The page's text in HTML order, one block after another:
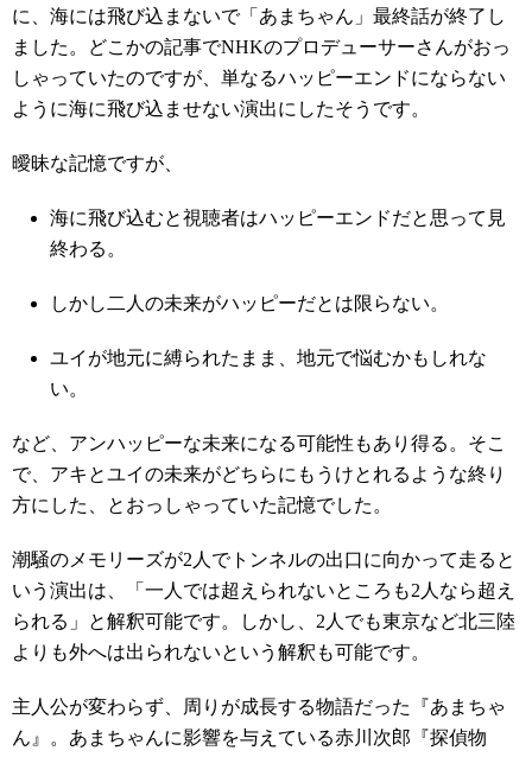
に、海には飛び込まないで「あまちゃん」最終話が終了し
ました。どこかの記事でNHKのプロデューサーさんがおっ
しゃっていたのですが、単なるハッピーエンドにならない
ように海に飛び込ませない演出にしたそうです。
曖昧な記憶ですが、
海に飛び込むと視聴者はハッピーエンドだと思って見
終わる。
しかし二人の未来がハッピーだとは限らない。
ユイが地元に縛られたまま、地元で悩むかもしれな
い。
など、アンハッピーな未来になる可能性もあり得る。そこ
で、アキとユイの未来がどちらにもうけとれるような終り
方にした、とおっしゃっていた記憶でした。
潮騒のメモリーズが2人でトンネルの出口に向かって走ると
いう演出は、「一人では超えられないところも2人なら超え
られる」と解釈可能です。しかし、2人でも東京など北三陸
よりも外へは出られないという解釈も可能です。
主人公が変わらず、周りが成長する物語だった『あまちゃ
ん』。あまちゃんに影響を与えている赤川次郎『探偵物